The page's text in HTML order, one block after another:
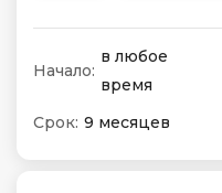
Начало:
в любое
время
Срок: 9 месяцев